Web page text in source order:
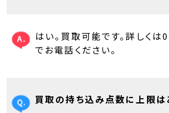
はい。買取可能です。詳しく
でお電話ください。
買取の持ち込み点数に上限は